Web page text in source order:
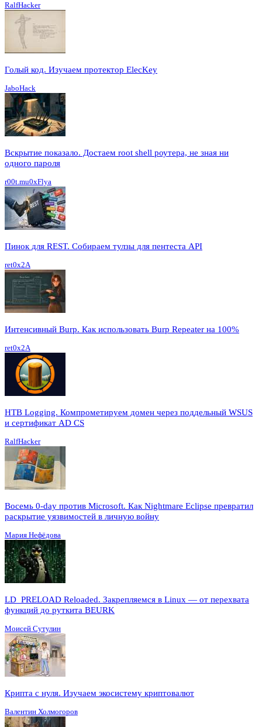
RalfHacker
Голый код. Изучаем протектор ElecKey
JaboHack
Вскрытие показало. Достаем root shell роутера, не зная ни
одного пароля
r00t.mu0xFlya
Пинок для REST. Собираем тулзы для пентеста API
ret0x2A
Интенсивный Burp. Как использовать Burp Repeater на 100%
ret0x2A
HTB Logging. Компрометируем домен через поддельный WSUS
и сертификат AD CS
RalfHacker
Восемь 0-day против Microsoft. Как Nightmare Eclipse превратил
раскрытие уязвимостей в личную войну
Мария Нефёдова
LD_PRELOAD Reloaded. Закрепляемся в Linux — от перехвата
функций до руткита BEURK
Моисей Сутулин
Крипта с нуля. Изучаем экосистему криптовалют
Валентин Холмогоров